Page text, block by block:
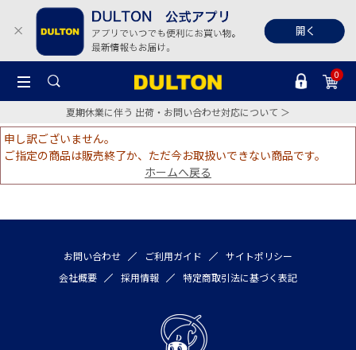
0
夏期休業に伴う 出荷・お問い合わせ対応について ＞
申し訳ございません。
ご指定の商品は販売終了か、ただ今お取扱いできない商品です。
ホームへ戻る
お問い合わせ ご利用ガイド
サイトポリシー
会社概要
採用情報 特定商取引法に基づく表記